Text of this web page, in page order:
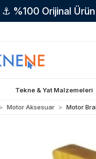
⚓ %100 Orijinal
Tekne & Yat Malzemeleri
Motor Aksesuar Motor